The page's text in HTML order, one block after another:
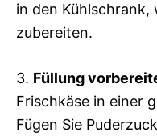
in den Kühlschrank,
zubereiten.
3. Füllung
Frischkäse in einer
Fügen Sie